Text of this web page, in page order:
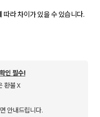
라 차이가 있을 수 있습니다.
인 필수!
환불 X
안내드립니다.